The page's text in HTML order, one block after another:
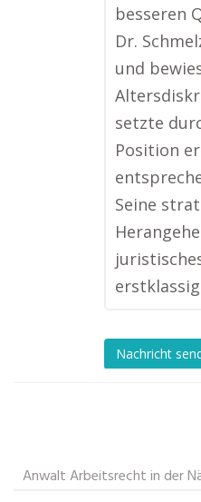
besseren
Dr.
und
setzte
Position
Seine
Nachricht
Anwalt Arbeitsrecht in der